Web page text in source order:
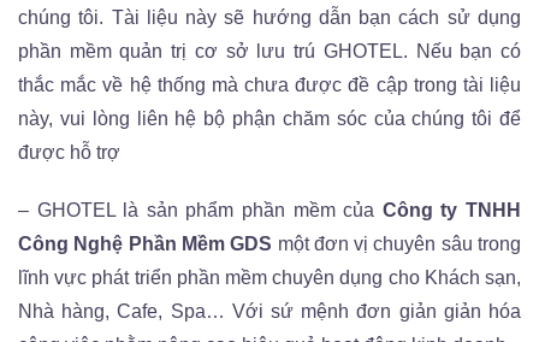
chúng tôi. Tài liệu này sẽ hướng dẫn bạn cách sử dụng
phần mềm quản trị cơ sở lưu trú GHOTEL. Nếu bạn có
thắc mắc về hệ thống mà chưa được đề cập trong tài liệu
này, vui lòng liên hệ bộ phận chăm sóc của chúng tôi để
được hỗ trợ
– GHOTEL là sản phẩm phần mềm của Công ty TNHH
Công Nghệ Phần Mềm GDS một đơn vị chuyên sâu trong
lĩnh vực phát triển phần mềm chuyên dụng cho Khách sạn,
Nhà hàng, Cafe, Spa… Với sứ mệnh đơn giản giản hóa